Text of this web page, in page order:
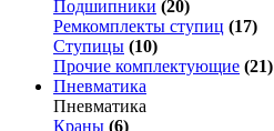
Подшипники (20)
Ремкомплекты ступиц (17)
Ступицы (10)
Прочие комплектующие (21)
Пневматика
Пневматика
Краны (6)